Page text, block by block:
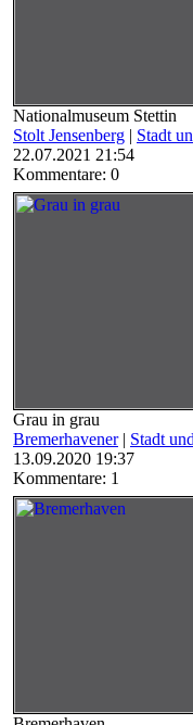
Nationalmuseum Stettin
Stolt Jensenberg | Stadt
22.07.2021 21:54
Kommentare: 0
Grau in grau
Bremerhavener| Stadt
13.09.2020 19:37
Kommentare: 1